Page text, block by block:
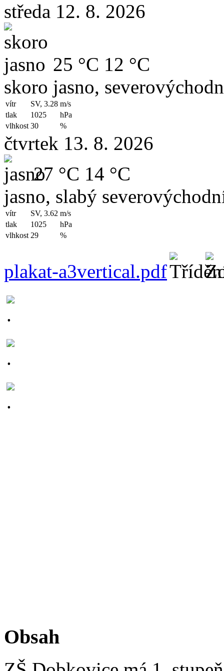
středa 12. 8. 2026
25 °C 12 °C
skoro jasno,
vítr SV, 3.28 m/s
tlak
1025
hPa
vlhkost 30 %
čtvrtek 13. 8. 2026
27 °C 14 °C
jasno, slabý
vítr SV, 3.62 m/s
tlak
1025
hPa
vlhkost 29 %
plakat-a3vertical.pdf
Obsah